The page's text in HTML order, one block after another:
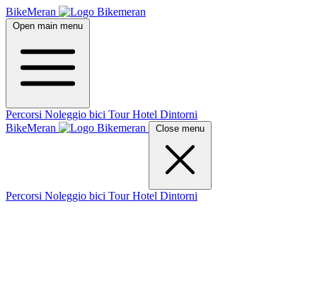
BikeMeran
Open main menu
Percorsi Noleggio bici TourHotel Dintorni
BikeMeran
Close menu
Percorsi Noleggio bici TourHotel Dintorni